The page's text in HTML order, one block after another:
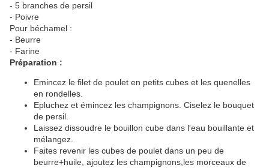
- 5 branches de persil
- Poivre
Pour béchamel :
- Beurre
- Farine
Préparation :
Emincez le filet de poulet en petits cubes et les quenelles
en rondelles.
Epluchez et émincez les champignons. Ciselez le bouquet
de persil.
Laissez dissoudre le bouillon cube dans l'eau bouillante et
mélangez.
Faites revenir les cubes de poulet dans un peu de
beurre+huile, ajoutez les champignons,les morceaux de